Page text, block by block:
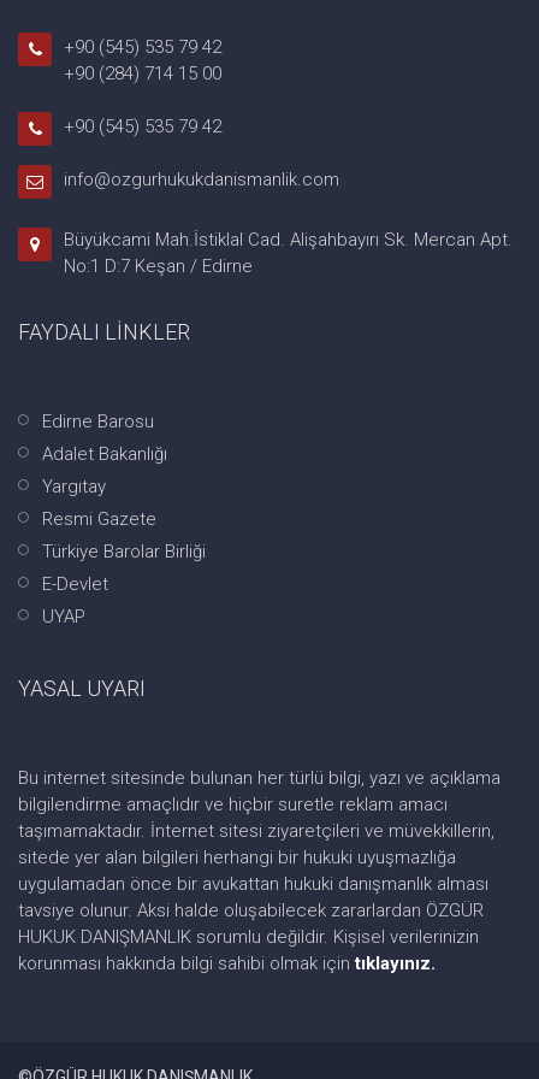
+90 (545) 535 79 42
+90 (284) 714 15 00
+90 (545) 535 79 42
info@ozgurhukukdanismanlik.com
Büyükcami Mah.İstiklal Cad. Alişahbayırı Sk. Mercan Apt.
No:1 D:7 Keşan / Edirne
FAYDALI LİNKLER
Edirne Barosu
Adalet Bakanlığı
Yargıtay
Resmi Gazete
Türkiye Barolar Birliği
E-Devlet
UYAP
YASAL UYARI
Bu internet sitesinde bulunan her türlü bilgi, yazı ve açıklama
bilgilendirme amaçlıdır ve hiçbir suretle reklam amacı
taşımamaktadır. İnternet sitesi ziyaretçileri ve müvekkillerin,
sitede yer alan bilgileri herhangi bir hukuki uyuşmazlığa
uygulamadan önce bir avukattan hukuki danışmanlık alması
tavsiye olunur. Aksi halde oluşabilecek zararlardan ÖZGÜR
HUKUK DANIŞMANLIK sorumlu değildir. Kişisel verilerinizin
korunması hakkında bilgi sahibi olmak içintıklayınız.